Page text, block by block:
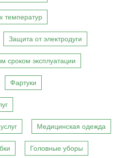
температур
Защита от электродуги
сроком эксплуатации
Фартуки
Медицинская одежда
Головные уборы